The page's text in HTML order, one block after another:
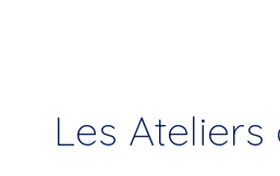
Les